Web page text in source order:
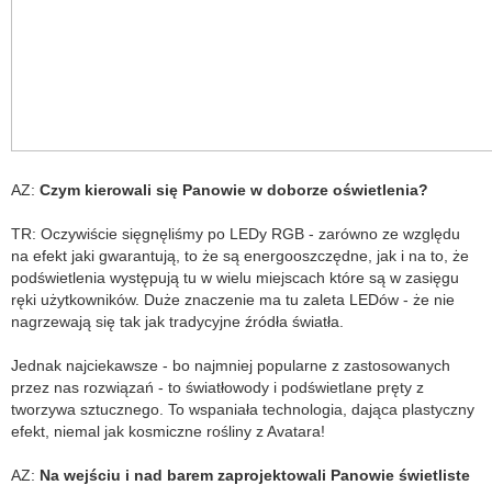
AZ: Czym kierowali się Panowie w doborze oświetlenia?
TR: Oczywiście sięgnęliśmy po LEDy RGB - zarówno ze względu
na efekt jaki gwarantują, to że są energooszczędne, jak i na to, że
podświetlenia występują tu w wielu miejscach które są w zasięgu
ręki użytkowników. Duże znaczenie ma tu zaleta LEDów - że nie
nagrzewają się tak jak tradycyjne źródła światła.
Jednak najciekawsze - bo najmniej popularne z zastosowanych
przez nas rozwiązań - to światłowody i podświetlane pręty z
tworzywa sztucznego. To wspaniała technologia, dająca plastyczny
efekt, niemal jak kosmiczne rośliny z Avatara!
AZ: Na wejściu i nad barem zaprojektowali Panowie świetliste